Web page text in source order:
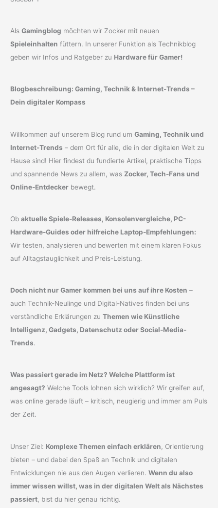
AlsGamingblog möchten wir Zocker mit neuen
Spieleinhalten füttern. In unserer Funktion als Technikblog
geben wir Infos und Ratgeber zu Hardware für Gamer!
Blogbeschreibung: Gaming, Technik & Internet-Trends –
Dein digitaler Kompass
Willkommen auf unserem Blog rund umGaming, Technik und
Internet-Trends – dem Ort für alle, die in der digitalen Welt zu
Hause sind! Hier findest du fundierte Artikel, praktische Tipps
und spannende News zu allem, wasZocker, Tech-Fans und
Online-Entdecker bewegt.
Obaktuelle Spiele-Releases, Konsolenvergleiche, PC-
Hardware-Guides oder hilfreiche Laptop-Empfehlungen:
Wir testen, analysieren und bewerten mit einem klaren Fokus
auf Alltagstauglichkeit und Preis-Leistung.
Doch nicht nur Gamer kommen bei uns auf ihre Kosten –
auch Technik-Neulinge und Digital-Natives finden bei uns
verständliche Erklärungen zuThemen wie Künstliche
Intelligenz, Gadgets, Datenschutz oder Social-Media-
Trends.
Was passiert gerade im Netz? Welche Plattform ist
angesagt? Welche Tools lohnen sich wirklich? Wir greifen auf,
was online gerade läuft – kritisch, neugierig und immer am Puls
der Zeit.
Unser Ziel: Komplexe Themen einfach erklären, Orientierung
bieten – und dabei den Spaß an Technik und digitalen
Entwicklungen nie aus den Augen verlieren.Wenn du also
immer wissen willst, was in der digitalen Welt als Nächstes
passiert, bist du hier genau richtig.